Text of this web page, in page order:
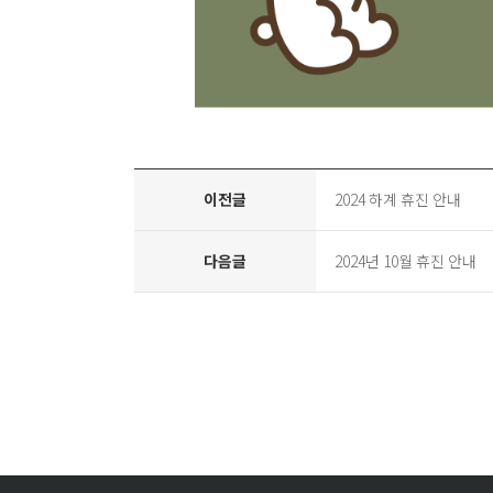
이전글 2024 하계 휴진 안내
다음글 2024년 10월 휴진 안내